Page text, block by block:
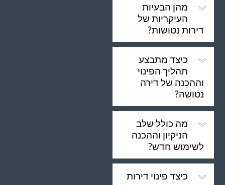
מהן הבעיות
העיקריות של
דירות נטושות?
כיצד מתבצע
תהליך הפינוי
וההכנה של דירה
נטושה?
מה כולל שלב
הניקיון וההכנה
לשימוש חדש?
כיצד פינוי דירות